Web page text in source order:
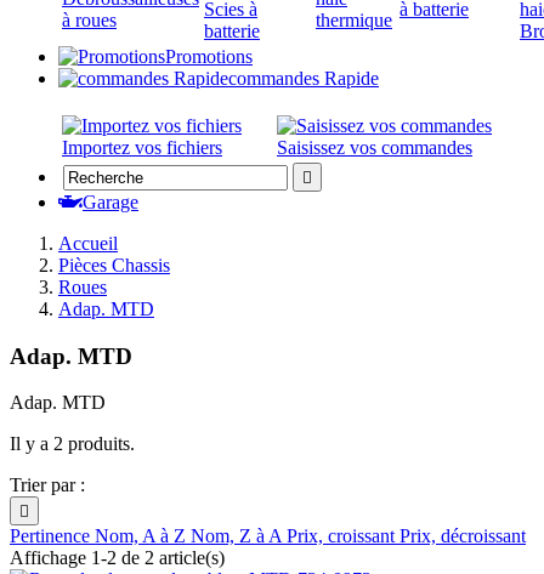
à roues
Scies à
batterie
thermique
à batterie
Promotions
commandes Rapide
Importez vos fichiers Saisissez vos commandes

Garage
Accueil
Pièces Chassis
Roues
Adap. MTD
Adap. MTD
Adap. MTD
Il y a 2 produits.
Trier par :

Pertinence Nom, A à Z Nom, Z à APrix, croissantPrix, décroissant
Affichage 1-2 de 2 article(s)